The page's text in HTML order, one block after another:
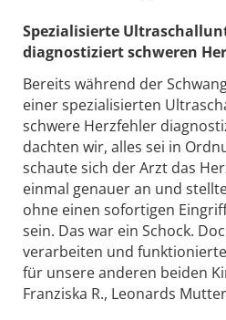
Spezialisierte
diagnostiziert schweren
Bereits während der
einer spezialisierten
schwere Herzfehler
dachten wir, alles sei in
schaute sich der Arzt das
einmal genauer an und
ohne einen sofortigen
sein. Das war ein Schock.
verarbeiten und
für unsere anderen beiden
Franziska R., Leonards